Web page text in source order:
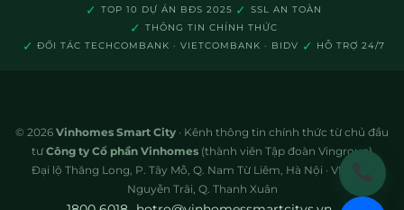
✓ TOP 10 DỰ ÁN BĐS 2025 ✓ SSL AN TOÀN
✓ THÔNG TIN CHÍNH THỨC
✓ ĐỐI TÁC TECHCOMBANK · VIETCOMBANK · BIDV ✓ HỖ TRỢ 24/7
© 2026 Vinhomes Smart City · Kênh thông tin chính thức từ chủ đầu
tư Công ty Cổ phần Vinhomes (thành viên Tập đoàn Vingroup)
Đại lộ Thăng Long, P. Tây Mỗ, Q. Nam Từ Liêm, Hà Nội · VP: 72A
Nguyễn Trãi, Q. Thanh Xuân